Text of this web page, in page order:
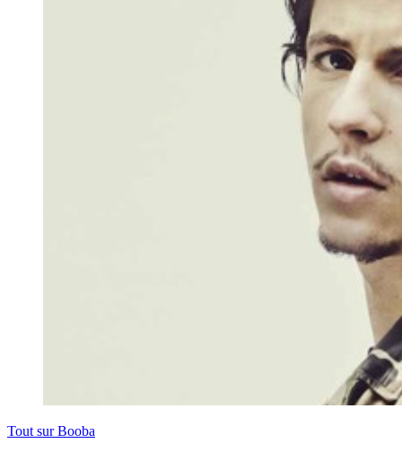
Tout surBooba